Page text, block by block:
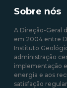
Sobre nós
A Direção-Geral
em 2004 entre
Instituto
administração
implementação
energia e aos
satisfação